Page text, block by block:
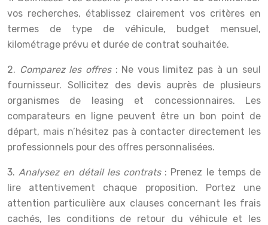
vos recherches, établissez clairement vos critères en
termes de type de véhicule, budget mensuel,
kilométrage prévu et durée de contrat souhaitée.
2. Comparez les offres : Ne vous limitez pas à un seul
fournisseur. Sollicitez des devis auprès de plusieurs
organismes de leasing et concessionnaires. Les
comparateurs en ligne peuvent être un bon point de
départ, mais n’hésitez pas à contacter directement les
professionnels pour des offres personnalisées.
3. Analysez en détail les contrats : Prenez le temps de
lire attentivement chaque proposition. Portez une
attention particulière aux clauses concernant les frais
cachés, les conditions de retour du véhicule et les